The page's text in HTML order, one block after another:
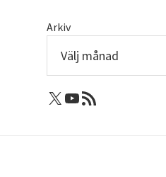
Arkiv
X: Femtejuli
Youtube
RSS-flöde